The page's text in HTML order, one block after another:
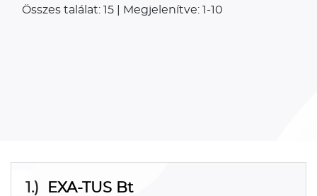
Összes találat: 15 | Megjelenítve: 1-10
1.) EXA-TUS Bt